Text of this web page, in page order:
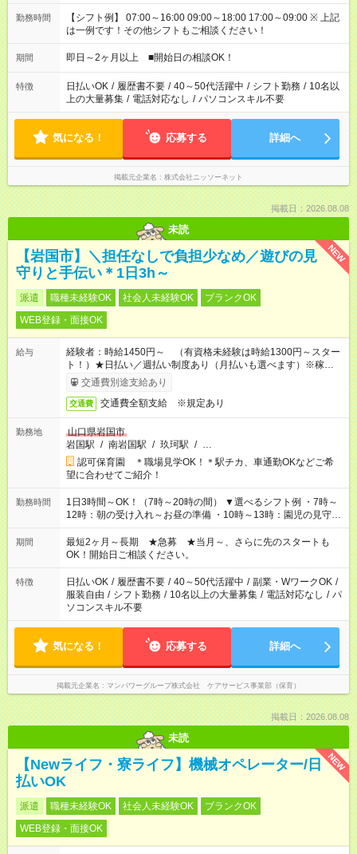
勤務時間
【シフト例】 07:00～16:00 09:00～18:00 17:00～09:00 ※ 上記
は一例です！その他シフトもご相談ください！
期間 即日～2ヶ月以上 ■開始日の相談OK！
特徴 日払いOK / 履歴書不要 / 40～50代活躍中 / シフト勤務 / 10名以
上の大量募集 / 電話対応なし / パソコンスキル不要
気になる！ 応募する 詳細へ
掲載元企業名 株式会社ニッソーネット
掲載日：2026.08.08
未読
NEW
【岩国市】＼担任なしで負担少なめ／遊びの見
守りと手伝い＊1日3h～
派遣 職種未経験OK 社会人未経験OK
ブランクOK
WEB登録・面接OK
給与
経験者：時給1450円～ （有資格未経験は時給1300円～スター
ト！）★日払い／週払い制度あり（月払いも選べます）※稼働開
始時は手続き完了次第のお支払いとなります★フルタイムできる
方は100円アップ！
交通費別途支給あり
交通費 交通費全額支給 ※規定あり
勤務地
山口県岩国市
岩国駅 / 南岩国駅 / 玖珂駅 / …
認可保育園 ＊職場見学OK！＊駅チカ、車通勤OKなどご希
望に合わせてご紹介！
勤務時間
1日3時間～OK！（7時～20時の間） ▼選べるシフト例 ・7時～
12時：朝の受け入れ～お昼の準備 ・10時～13時：園児の見守り
～お昼の補助 ・9時～16時：帰りの会まで！子供の成長を見守
る ・15時～20時：夜のお迎えサポート ※残業なし！
期間
最短2ヶ月～長期 ★急募 ★当月～、さらに先のスタートも
OK！開始日ご相談ください。
特徴 日払いOK / 履歴書不要 / 40～50代活躍中 / 副業・WワークOK /
服装自由 / シフト勤務 / 10名以上の大量募集 / 電話対応なし / パ
ソコンスキル不要
気になる！ 応募する 詳細へ
掲載元企業名 マンパワーグループ株式会社 ケアサービス事業部（保育）
掲載日：2026.08.08
未読
NEW
【Newライフ・寮ライフ】機械オペレーター/日
払いOK
派遣 職種未経験OK 社会人未経験OK
ブランクOK
WEB登録・面接OK